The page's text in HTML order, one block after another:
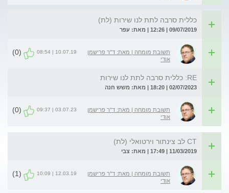
כללית סרבה לתת לנו שירות (לת)
09/07/2019 | 12:26 | מאת: עפר
תשובת מומחה | מאת: ד"ר פרישמן
אודי
10.07.19 | 08:54
(0)
RE: כללית סרבה לתת לנו שירות
02/07/2023 | 18:20 | מאת: משש חנה
תשובת מומחה | מאת: ד"ר פרישמן
אודי
03.07.23 | 09:37
(0)
CT לב צינתור וירטואלי (לת)
11/03/2019 | 17:49 | מאת: צבי
תשובת מומחה | מאת: ד"ר פרישמן
אודי
12.03.19 | 10:09
(1)